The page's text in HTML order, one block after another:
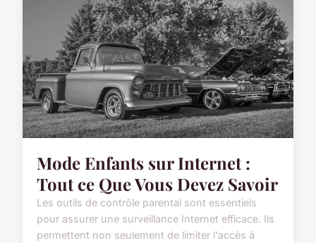
Mode Enfants sur Internet :
Tout ce Que Vous Devez Savoir
Les outils de contrôle parental sont essentiels
pour assurer une surveillance Internet efficace. Ils
permettent non seulement de limiter l'accès à